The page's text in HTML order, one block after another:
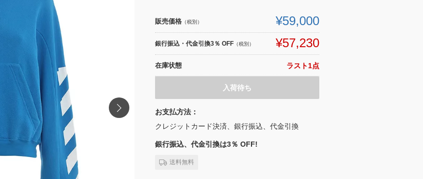
販売価格 （税別） ¥59,000
銀行振込・代金引換3％ OFF （税別） ¥57,230
在庫状態 ラスト1点
入荷待ち
お支払方法：
クレジットカード決済、銀行振込、代金引換
銀行振込、代金引換は3％ OFF!
送料無料